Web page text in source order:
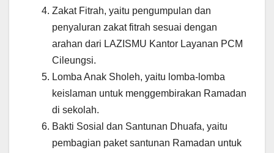
Zakat Fitrah, yaitu pengumpulan dan
penyaluran zakat fitrah sesuai dengan
arahan dari LAZISMU Kantor Layanan PCM
Cileungsi.
Lomba Anak Sholeh, yaitu lomba-lomba
keislaman untuk menggembirakan Ramadan
di sekolah.
Bakti Sosial dan Santunan Dhuafa, yaitu
pembagian paket santunan Ramadan untuk